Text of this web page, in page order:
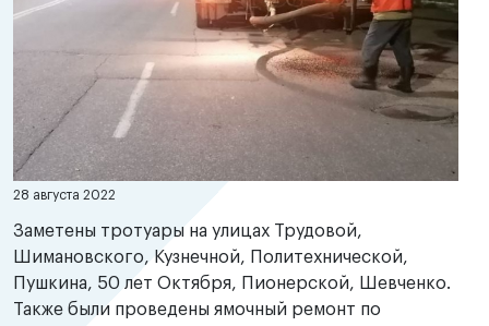
28 августа 2022
Заметены тротуары на улицах Трудовой,
Шимановского, Кузнечной, Политехнической,
Пушкина, 50 лет Октября, Пионерской, Шевченко.
Также были проведены ямочный ремонт по